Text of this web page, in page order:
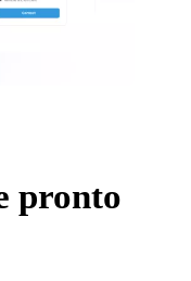
pronto